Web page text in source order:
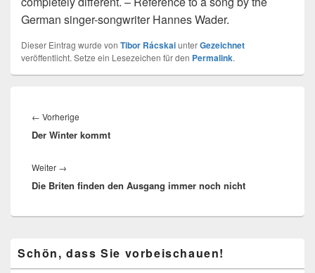
German singer-songwriter Hannes Wader.
Dieser Eintrag wurde von Tibor RácskaiunterGezeichnet
veröffentlicht. Setze ein Lesezeichen für den Permalink.
← Vorherige
Beitrag:
Der Winter kommt
Weiter →
Beitrag:
Die Briten finden den Ausgang immer noch nicht
Seitenleisten-
Widgetbereich
Schön, dass Sie vorbeischauen!